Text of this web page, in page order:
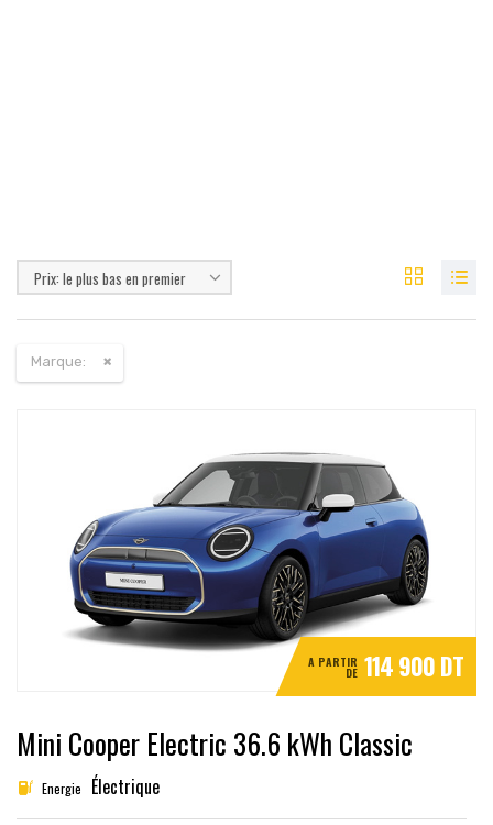
Prix: le plus bas en premier
Marque:
A PARTIR
DE 114 900 DT
Mini Cooper Electric 36.6 kWh Classic
Energie Électrique